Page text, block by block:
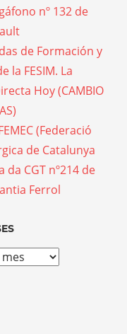
nº 132 de
de Formación y
la FESIM. La
Hoy (CAMBIO
(Federació
de Catalunya
da CGT nº214 de
Ferrol